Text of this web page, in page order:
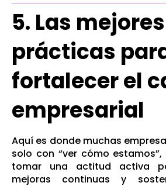
5. Las mejores
prácticas
fortalecer el
empresarial
Aquí es donde muchas
solo con “ver cómo
tomar una actitud activa
mejoras continuas y